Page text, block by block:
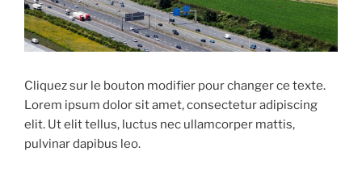
Cliquez sur le bouton modifier pour changer ce texte.
Lorem ipsum dolor sit amet, consectetur adipiscing
elit. Ut elit tellus, luctus nec ullamcorper mattis,
pulvinar dapibus leo.